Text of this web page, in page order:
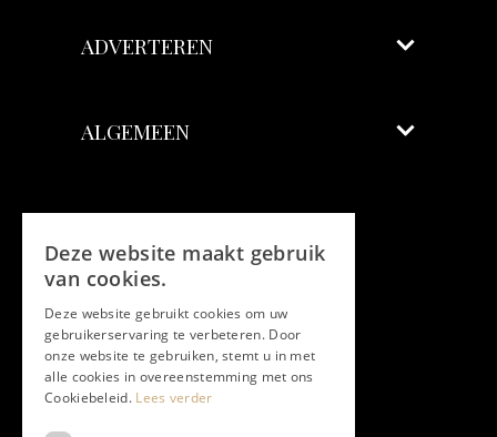
ADVERTEREN
ALGEMEEN
Facebook
Twitter
Instagram
Deze website maakt gebruik
van cookies.
Deze website gebruikt cookies om uw
gebruikerservaring te verbeteren. Door
onze website te gebruiken, stemt u in met
alle cookies in overeenstemming met ons
Cookiebeleid. Lees verder